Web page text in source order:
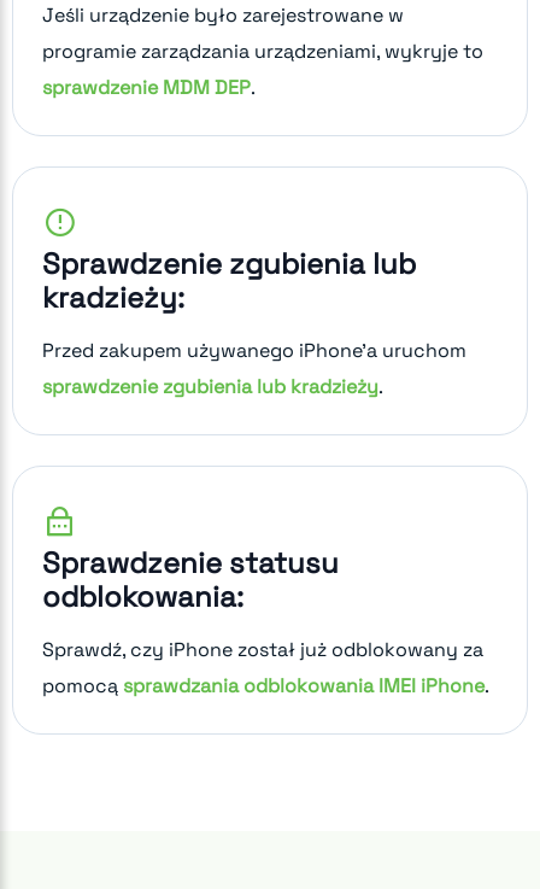
Jeśli urządzenie było zarejestrowane w
programie zarządzania urządzeniami, wykryje to
sprawdzenie MDM DEP.
Sprawdzenie zgubienia lub
kradzieży:
Przed zakupem używanego iPhone'a uruchom
sprawdzenie zgubienia lub kradzieży.
Sprawdzenie statusu
odblokowania:
Sprawdź, czy iPhone został już odblokowany za
pomocą sprawdzania odblokowania IMEI iPhone.